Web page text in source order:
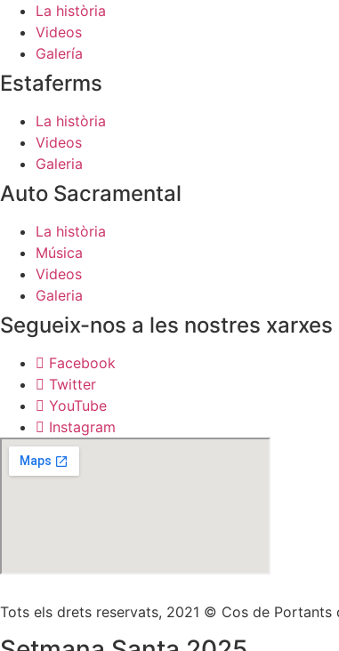
La història
Videos
Galería
Estaferms
La història
Videos
Galeria
Auto Sacramental
La història
Música
Videos
Galeria
Segueix-nos a les nostres xarxes
Facebook
Twitter
YouTube
Instagram
Tots els drets reservats, 2021 © Cos de